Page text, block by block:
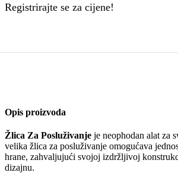
Registrirajte se za cijene!
Opis proizvoda
Žlica Za Posluživanje je neophodan alat za
velika žlica za posluživanje omogućava
hrane, zahvaljujući svojoj izdržljivoj
dizajnu.